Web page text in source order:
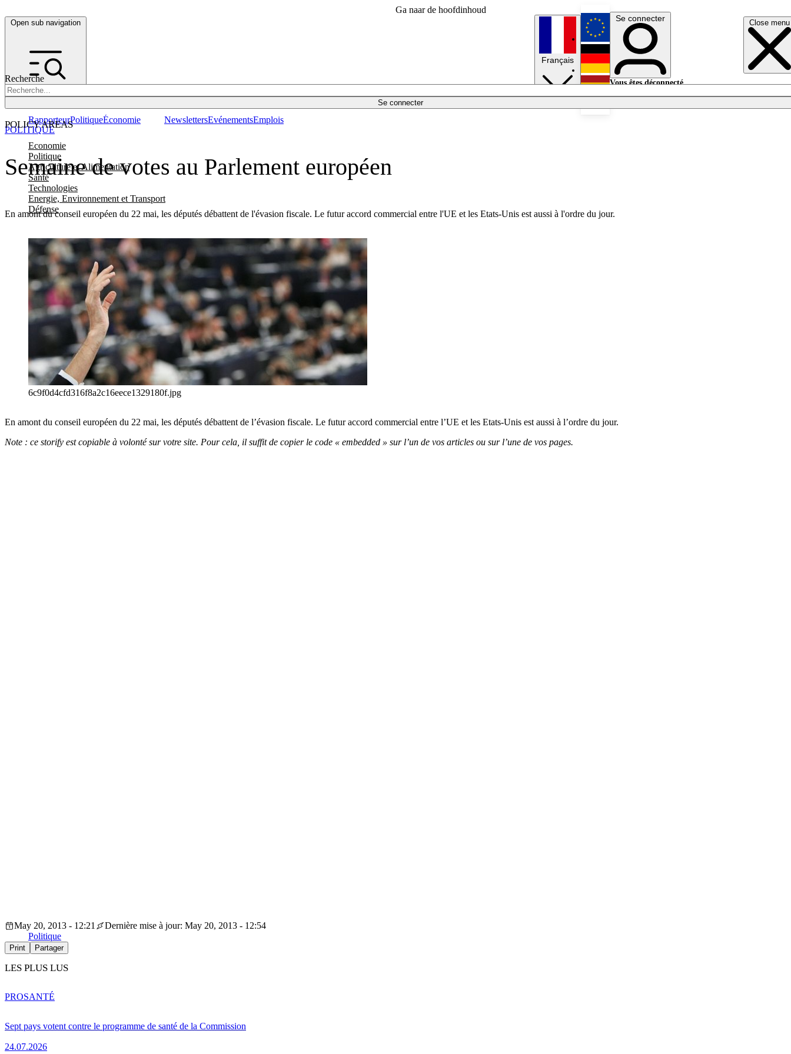
Ga naar de hoofdinhoud
Open sub navigation Close menu
Recherche
Se connecter
POLICY AREAS
Economie
Politique
Agriculture et Alimentation
Santé
Technologies
Energie, Environnement et Transport
Défense
RapporteurPolitiqueÉconomie NewslettersEvénementsEmplois
Français
English
Deutsch
Se connecter
Vous êtes déconnecté.
Semaine de votes au Parlement européen
En amont du conseil européen du 22 mai, les députés débattent de l'évasion fiscale. Le futur accord commercial entre l'UE et les Etats-Unis est aussi à l'ordre du jour.
POLITIQUE
6c9f0d4cfd316f8a2c16eece1329180f.jpg
En amont du conseil européen du 22 mai, les députés débattent de l’évasion fiscale. Le futur accord commercial entre l’UE et les Etats-Unis est aussi à l’ordre du jour.
Note : ce storify est copiable à volonté sur votre site. Pour cela, il suffit de copier le code « embedded » sur l’un de vos articles ou sur l’une de vos pages.
May 20, 2013 - 12:21
Dernière mise à jour: May 20, 2013 - 12:54
Politique
Print Partager
LES PLUS LUS
Sept pays votent contre le programme de santé de la Commission
24.07.2026
PROSANTÉ